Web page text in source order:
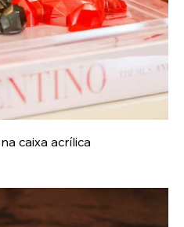
caixa acrílica